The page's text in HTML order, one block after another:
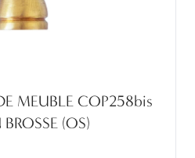
MEUBLE COP258bis
(OS)